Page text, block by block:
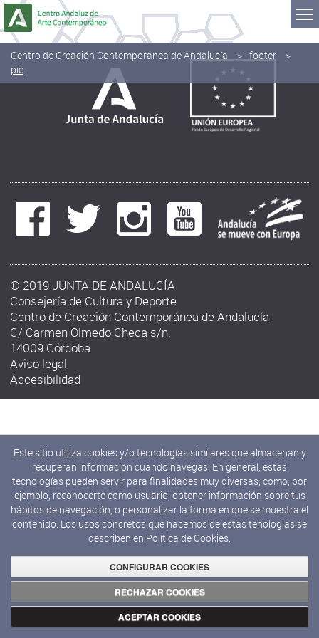
Saltar al contenido
Centro de Creación Contemporánea de Andalucía
footer
pie
© 2019 JUNTA DE ANDALUCÍA
Consejería de Cultura y Deporte
Centro de Creación Contemporánea de Andalucía
C/ Carmen Olmedo Checa s/n.
14009 Córdoba
Aviso legal
Accesibilidad
Este sitio utiliza cookies y/o tecnologías similares que almacenan y
recuperan información cuando navegas. En general, estas
tecnologías pueden servir para finalidades muy diversas, como, por
ejemplo, reconocerte como usuario, obtener información sobre tus
hábitos de navegación, o personalizar la forma en que se muestra el
contenido. Los usos concretos que hacemos de estas tenologías se
describen en Política de Cookies.
CONFIGURAR COOKIES
RECHAZAR COOKIES
ACEPTAR COOKIES